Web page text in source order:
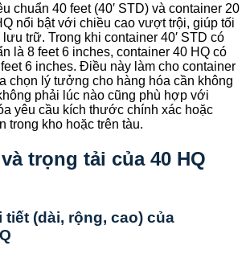
chuẩn 40 feet (40′ STD) và container 20
nổi bật với chiều cao vượt trội, giúp tối
trữ. Trong khi container 40′ STD có
là 8 feet 6 inches, container 40 HQ có
6 inches. Điều này làm cho container
chọn lý tưởng cho hàng hóa cần không
phải lúc nào cũng phù hợp với
yêu cầu kích thước chính xác hoặc
trong kho hoặc trên tàu.
trọng tải của 40 HQ
(dài, rộng, cao) của